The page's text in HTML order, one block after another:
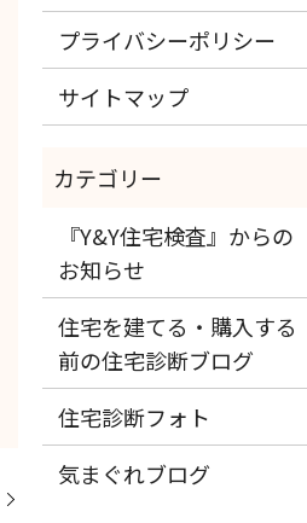
プライバシーポリシー
サイトマップ
『Y&Y住宅検査』からの
お知らせ
住宅を建てる・購入する
前の住宅診断ブログ
住宅診断フォト
気まぐれブログ